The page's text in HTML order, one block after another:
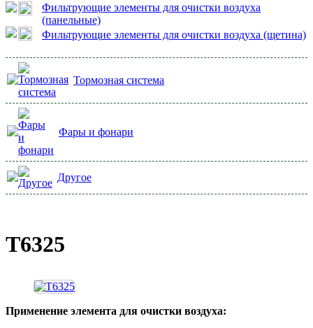
Фильтрующие элементы для очистки воздуха
(панельные)
Фильтрующие элементы для очистки воздуха (щетина)
Тормозная система
Фары и фонари
Другое
Т6325
Применение элемента для очистки воздуха: